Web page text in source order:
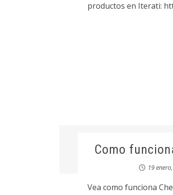
productos en Iterati:
Como
19
Vea como funciona